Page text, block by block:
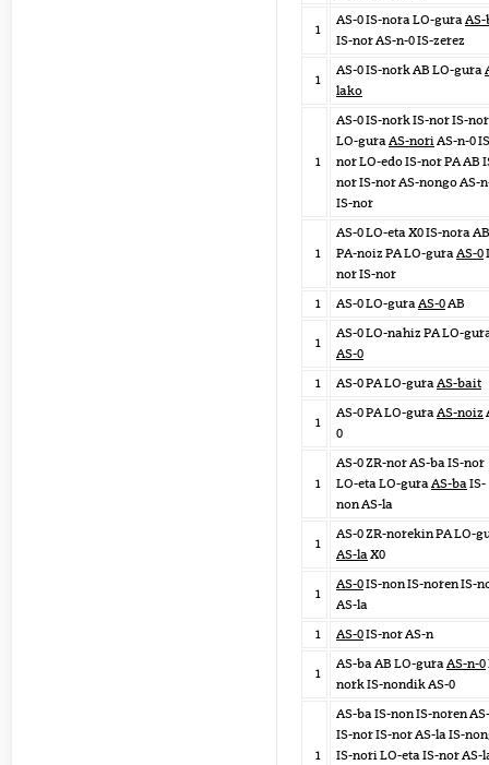
1
AS-0 IS-nora LO-guraAS-
IS-nor AS-n-0 IS-zerez
1
AS-0 IS-nork AB LO-gura
lako
1
AS-0 IS-nork IS-nor IS-
LO-guraAS-noriAS-n-0
nor LO-edo IS-nor PA AB
nor IS-nor AS-nongo AS-
IS-nor
1
AS-0 LO-eta X0 IS-nora AB
PA-noiz PA LO-guraAS-0
nor IS-nor
1
AS-0 LO-guraAS-0AB
1
AS-0 LO-nahiz PA LO-
AS-0
1
AS-0 PA LO-guraAS-bait
1
AS-0 PA LO-guraAS-noiz
0
1
AS-0 ZR-nor AS-ba IS-nor
LO-eta LO-guraAS-baIS-
non AS-la
1
AS-0 ZR-norekin PA LO-
AS-laX0
1
AS-0IS-non IS-noren IS-
AS-la
1
AS-0IS-nor AS-n
1
AS-ba AB LO-guraAS-n-0
nork IS-nondik AS-0
1
AS-ba IS-non IS-noren
IS-nor IS-nor AS-la IS-
IS-nori LO-eta IS-nor AS-